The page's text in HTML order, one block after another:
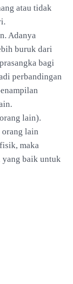
atau tidak
Adanya
buruk dari
bagi
perbandingan
lain).
orang lain
maka
yang baik untuk